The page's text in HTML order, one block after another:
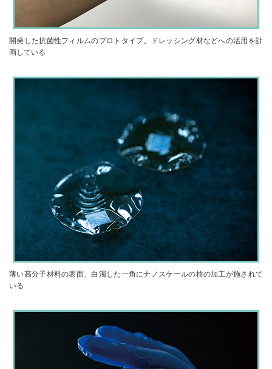
開発した抗菌性フィルムのプロトタイプ。ドレッシング材などへの活用を計
画している
薄い高分子材料の表面、白濁した一角にナノスケールの柱の加工が施されて
いる